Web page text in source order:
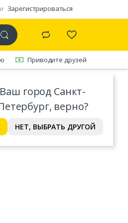
Зарегистрироваться
Ваш город Санкт-
верно?
НЕТ, ВЫБРАТЬ ДРУГОЙ
Приводите друзей